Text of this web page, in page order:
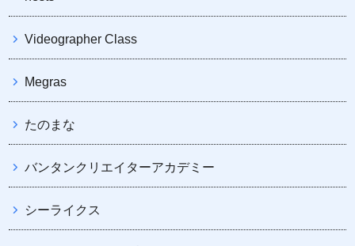
Videographer Class
Megras
たのまな
バンタンクリエイターアカデミー
シーライクス